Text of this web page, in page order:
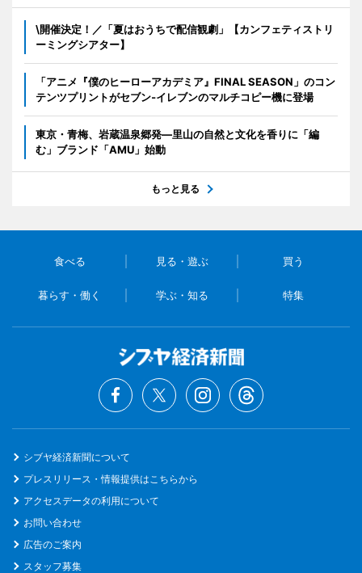
\開催決定！／「夏はおうちで配信観劇」【カンフェティストリ
ーミングシアター】
「アニメ『僕のヒーローアカデミア』FINAL SEASON」のコン
テンツプリントがセブン‐イレブンのマルチコピー機に登場
東京・青梅、岩蔵温泉郷発―里山の自然と文化を香りに「編
む」ブランド「AMU」始動
もっと見る
食べる 見る・遊ぶ 買う
暮らす・働く 学ぶ・知る 特集
シブヤ経済新聞について
プレスリリース・情報提供はこちらから
アクセスデータの利用について
お問い合わせ
広告のご案内
スタッフ募集